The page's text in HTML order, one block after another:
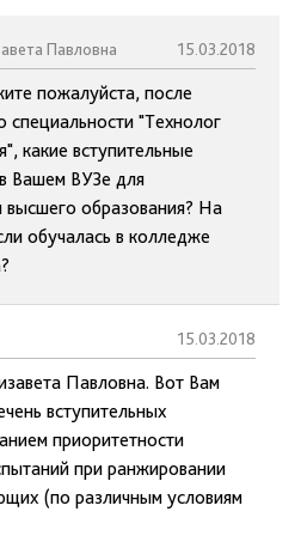
Павловна 15.03.2018
пожалуйста, после
"Технолог
какие вступительные
Вашем ВУЗе для
образования? На
обучалась в колледже
15.03.2018
Павловна. Вот Вам
вступительных
приоритетности
при ранжировании
(по различным условиям